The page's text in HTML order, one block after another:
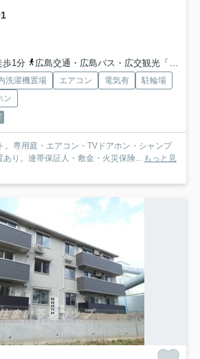
歩1分
広島交通・広島バス・広交観光「玖村駅前バス停」バス停下車 徒歩1分
洗濯機置場 エアコン 電気有
駐輪場
ン
。専用庭・エアコン・TVドアホン・シャンプ
あり。連帯保証人・敷金・火災保険... もっと見